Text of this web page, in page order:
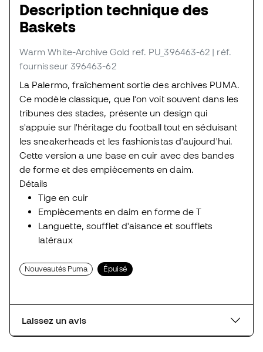
Description technique des
Baskets
Warm White-Archive Gold ref. PU_396463-62 | réf.
fournisseur 396463-62
La Palermo, fraîchement sortie des archives PUMA.
Ce modèle classique, que l'on voit souvent dans les
tribunes des stades, présente un design qui
s'appuie sur l'héritage du football tout en séduisant
les sneakerheads et les fashionistas d'aujourd'hui.
Cette version a une base en cuir avec des bandes
de forme et des empiècements en daim.
Détails
Tige en cuir
Empiècements en daim en forme de T
Languette, soufflet d'aisance et soufflets
latéraux
Nouveautés Puma Épuisé
Laissez un avis